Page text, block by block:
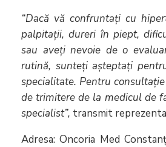
“Dacă vă confruntați cu
palpitații, dureri în piept,
sau aveți nevoie de o
rutină, sunteți așteptați
specialitate. Pentru
de trimitere de la medicul de
specialist”, transmit
Adresa: Oncoria Med